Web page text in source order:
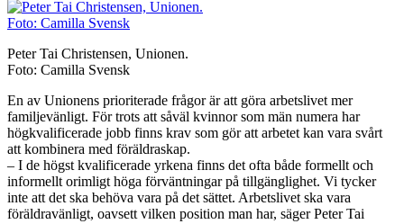
Peter Tai Christensen, Unionen.
Foto: Camilla Svensk
En av Unionens prioriterade frågor är att göra arbetslivet mer
familjevänligt. För trots att såväl kvinnor som män numera har
högkvalificerade jobb finns krav som gör att arbetet kan vara svårt
att kombinera med föräldraskap.
– I de högst kvalificerade yrkena finns det ofta både formellt och
informellt orimligt höga förväntningar på tillgänglighet. Vi tycker
inte att det ska behöva vara på det sättet. Arbetslivet ska vara
föräldravänligt, oavsett vilken position man har, säger Peter Tai